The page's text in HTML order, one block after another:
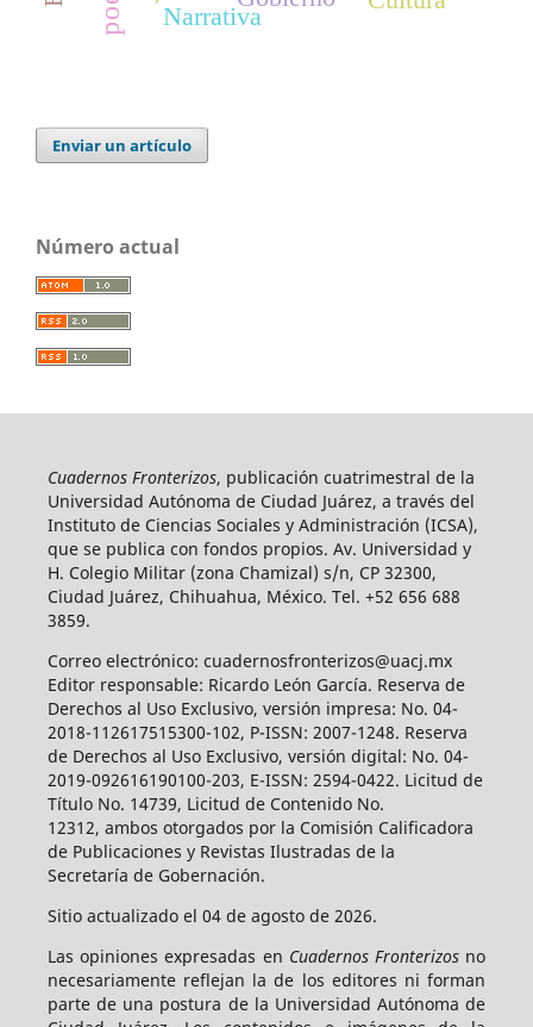
Narrativa
Enviar un artículo
Número actual
Cuadernos Fronterizos, publicación cuatrimestral de la
Universidad Autónoma de Ciudad Juárez, a través del
Instituto de Ciencias Sociales y Administración (ICSA),
que se publica con fondos propios. Av. Universidad y
H. Colegio Militar (zona Chamizal) s/n, CP 32300,
Ciudad Juárez, Chihuahua, México. Tel. +52 656 688
3859.
Correo electrónico: cuadernosfronterizos@uacj.mx
Editor responsable: Ricardo León García. Reserva de
Derechos al Uso Exclusivo, versión impresa: No. 04-
2018-112617515300-102, P-ISSN: 2007-1248. Reserva
de Derechos al Uso Exclusivo, versión digital: No. 04-
2019-092616190100-203, E-ISSN: 2594-0422. Licitud de
Título No. 14739, Licitud de Contenido No.
12312, ambos otorgados por la Comisión Calificadora
de Publicaciones y Revistas Ilustradas de la
Secretaría de Gobernación.
Sitio actualizado el 04 de agosto de 2026.
Las opiniones expresadas en Cuadernos Fronterizosno
necesariamente reflejan la de los editores ni forman
parte de una postura de la Universidad Autónoma de